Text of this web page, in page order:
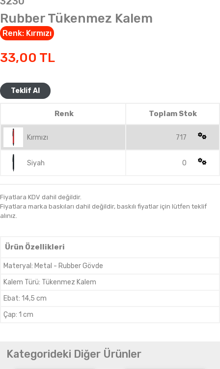
Rubber Tükenmez Kalem
Renk: Kırmızı
33,00 TL
Teklif Al
Renk Toplam Stok
Kırmızı 717
Siyah 0
Fiyatlara KDV dahil değildir.
Fiyatlara marka baskıları dahil değildir, baskılı fiyatlar için lütfen teklif
alınız.
Ürün Özellikleri
Materyal : Metal - Rubber Gövde
Kalem Türü: Tükenmez Kalem
Ebat: 14,5 cm
Çap: 1 cm
Kategorideki Diğer Ürünler